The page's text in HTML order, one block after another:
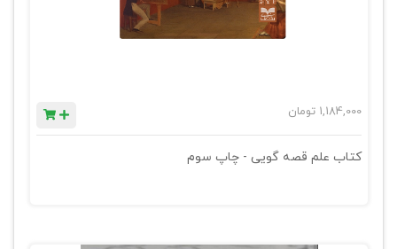
1,184,000 تومان
کتاب علم قصه گویی - چاپ سوم